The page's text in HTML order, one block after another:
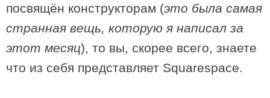
посвящён конструкторам (это была самая
странная вещь, которую я написал за
этот месяц), то вы, скорее всего, знаете
что из себя представляет Squarespace.